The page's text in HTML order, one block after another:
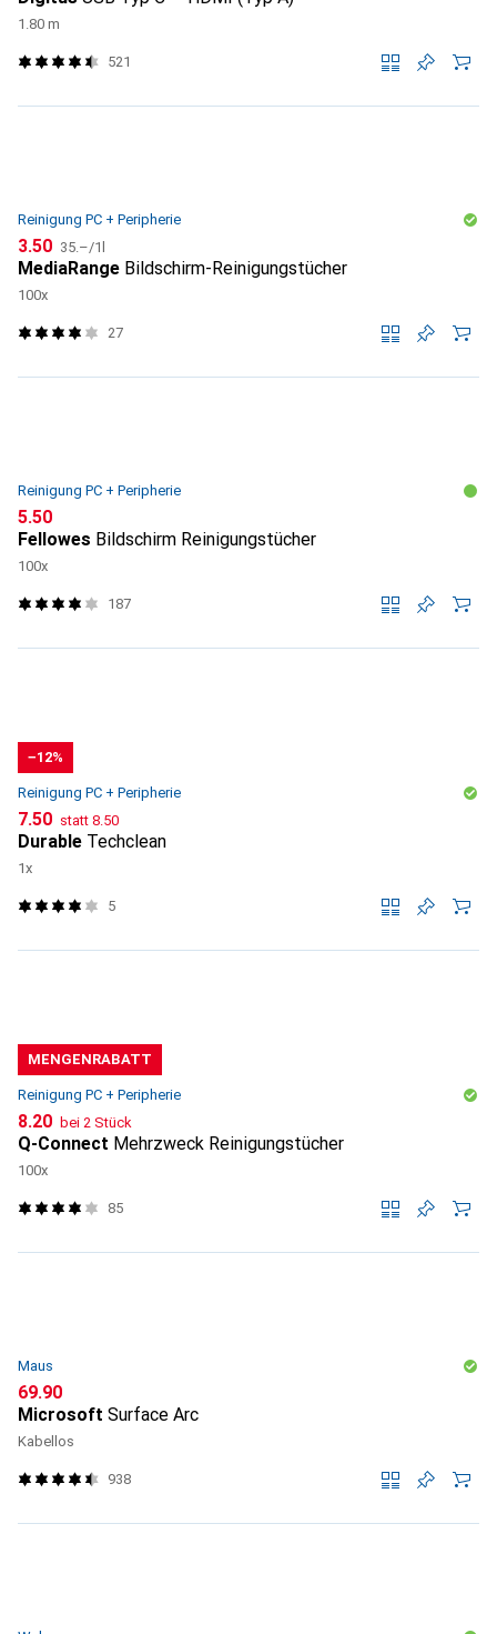
1.80 m
521
Reinigung PC + Peripherie
CHF
3.50 CHF
35.–/1l
MediaRange Bildschirm-Reinigungstücher
100x
27
Reinigung PC + Peripherie
CHF
5.50
Fellowes Bildschirm Reinigungstücher
100x
187
−12%
Reinigung PC + Peripherie
CHF
7.50 statt CHF
8.50
Durable Techclean
1x
5
MENGENRABATT
Reinigung PC + Peripherie
CHF
8.20 bei 2 Stück
Q-Connect Mehrzweck Reinigungstücher
100x
85
Maus
CHF
69.90
Microsoft Surface Arc
Kabellos
938